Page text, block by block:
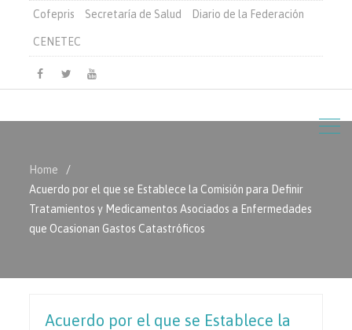
Cofepris Secretaría de Salud Diario de la Federación
CENETEC
Facebook
TwitterYoutube
Home
Acuerdo por el que se Establece la Comisión para Definir
Tratamientos y Medicamentos Asociados a Enfermedades
que Ocasionan Gastos Catastróficos
Acuerdo por el que se Establece la